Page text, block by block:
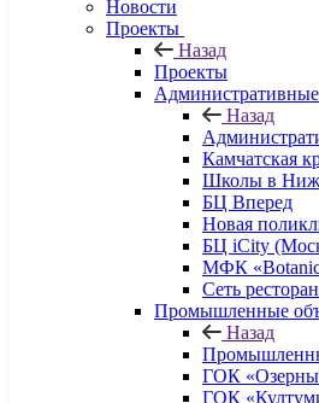
Новости
Проекты
Назад
Проекты
Назад
Камчатская
Школы в
БЦ Вперед
Новая
БЦ iCity
МФК
Сеть
Промышленные
Назад
ГОК
ГОК